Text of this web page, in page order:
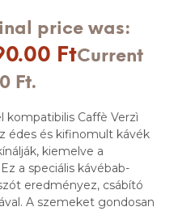
price was:
FtCurrent
Ft.
Caffè Verzì
édes és kifinomult kávék
kiemelve a
a speciális kávébab-
eredményez, csábító
A szemeket gondosan